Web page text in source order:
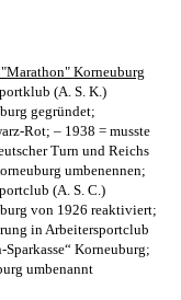
Korneuburg
(A. S. K.)
gegründet;
Rot; – 1938 = musste
Turn und Reichs
umbenennen;
(A. S. C.)
von 1926 reaktiviert;
in Arbeitersportclub
Korneuburg;
umbenannt